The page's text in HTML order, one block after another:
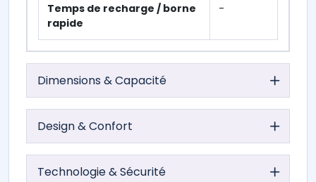
Temps de recharge / borne
rapide
-
Dimensions & Capacité
Design & Confort
Technologie & Sécurité